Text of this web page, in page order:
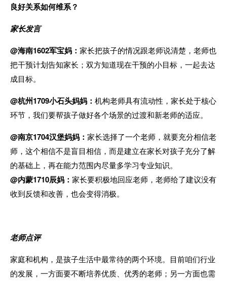
良好关系如何维系？
家长发言
@海南1602军宝妈： 家长把孩子的情况跟老师说清楚，老师也
把干预计划告知家长；双方知道现在干预的小目标，一起去达
成目标。
@杭州1709小石头妈妈： 机构老师具有流动性， 家长处于核心
环节，我们要帮孩子做好各个场景的过渡和新老师的适应。
@南京1704汉堡妈妈： 家长选择了一个老师，就要充分相信老
师，这个相信不是盲目相信，而是建立在家长对孩子充分了解
的基础上，再在能力范围内尽量多学习专业知识。
@内蒙1710辰妈： 家长要积极地回应老师，老师给了建议没有
收到反馈和改善，也会变得消极。
老师点评
家庭和机构，是孩子生活中最常待的两个环境。 目前咱们行业
的发展，一方面要不断培养优质、优秀的老师；另一方面也需